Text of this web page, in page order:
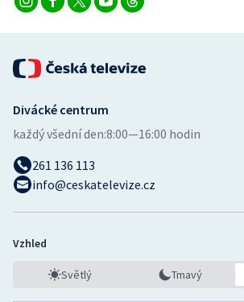
Veslování
Vodní slalom
Volejbal
Ostatní
Divácké centrum
každý všední den:8:00—16:00 hodin
261 136 113
info@ceskatelevize.cz
Vzhled
Světlý Tmavý